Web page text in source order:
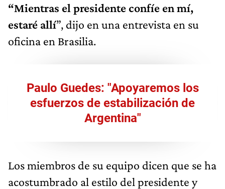
“Mientras el presidente confíe en mí,
estaré allí”, dijo en una entrevista en su
oficina en Brasilia.
Paulo Guedes: "Apoyaremos los
esfuerzos de estabilización de
Argentina"
Los miembros de su equipo dicen que se ha
acostumbrado al estilo del presidente y